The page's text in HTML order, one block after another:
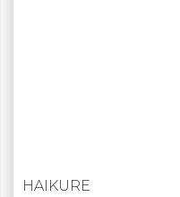
HAIKURE